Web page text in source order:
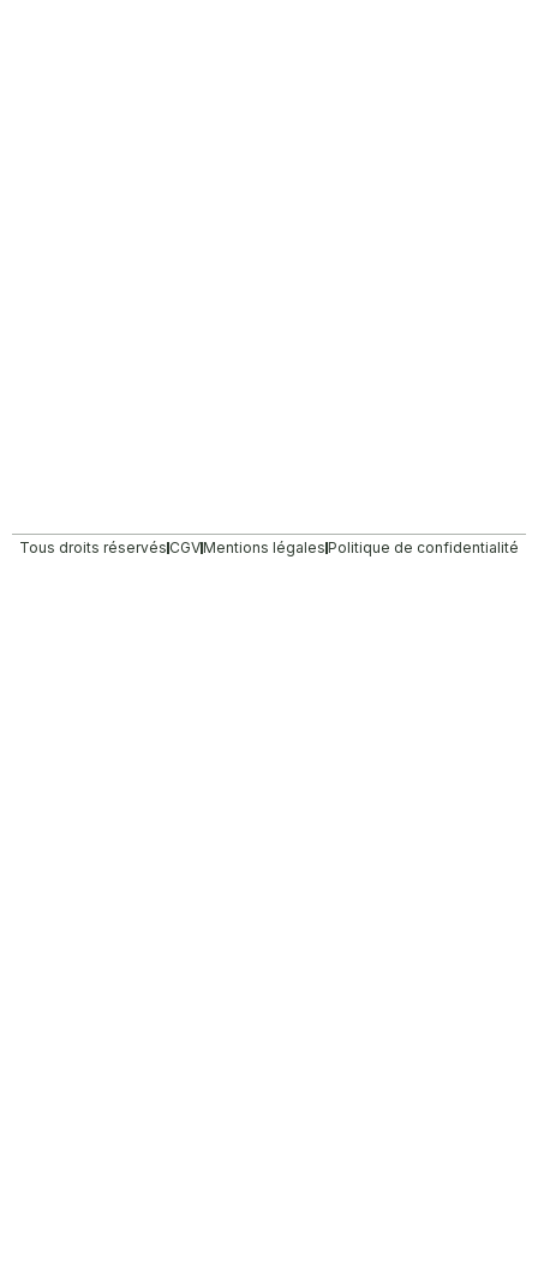
Tous droits réservés CGVMentions légales Politique de confidentialité